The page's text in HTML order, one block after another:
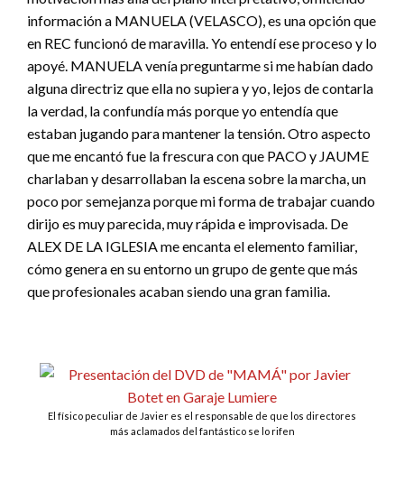
información a MANUELA (VELASCO), es una opción que
en REC funcionó de maravilla. Yo entendí ese proceso y lo
apoyé. MANUELA venía preguntarme si me habían dado
alguna directriz que ella no supiera y yo, lejos de contarla
la verdad, la confundía más porque yo entendía que
estaban jugando para mantener la tensión. Otro aspecto
que me encantó fue la frescura con que PACO y JAUME
charlaban y desarrollaban la escena sobre la marcha, un
poco por semejanza porque mi forma de trabajar cuando
dirijo es muy parecida, muy rápida e improvisada. De
ALEX DE LA IGLESIA me encanta el elemento familiar,
cómo genera en su entorno un grupo de gente que más
que profesionales acaban siendo una gran familia.
El físico peculiar de Javier es el responsable de que los directores
más aclamados del fantástico se lo rifen